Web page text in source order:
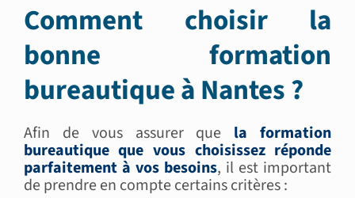
Comment choisir la
bonne formation
bureautique à Nantes ?
Afin de vous assurer que la formation
bureautique que vous choisissez réponde
parfaitement à vos besoins, il est important
de prendre en compte certains critères :